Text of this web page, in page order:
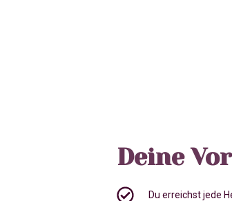
Deine
Du erreichst jede